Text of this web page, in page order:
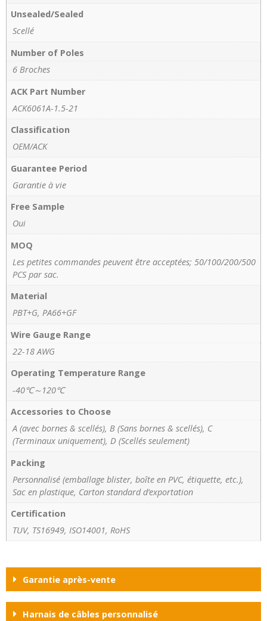
Unsealed/Sealed
Scellé
Number of Poles
6 Broches
ACK Part Number
ACK6061A-1.5-21
Classification
OEM/ACK
Guarantee Period
Garantie à vie
Free Sample
Oui
MOQ
Les petites commandes peuvent être acceptées; 50/100/200/500
PCS par sac.
Material
PBT+G, PA66+GF
Wire Gauge Range
22-18 AWG
Operating Temperature Range
-40℃～120℃
Accessories to Choose
A (avec bornes & scellés), B (Sans bornes & scellés), C
(Terminaux uniquement), D (Scellés seulement)
Packing
Personnalisé (emballage blister, boîte en PVC, étiquette, etc.),
Sac en plastique, Carton standard d’exportation
Certification
TUV, TS16949, ISO14001, RoHS
Garantie après-vente
Harnais de câbles personnalisé